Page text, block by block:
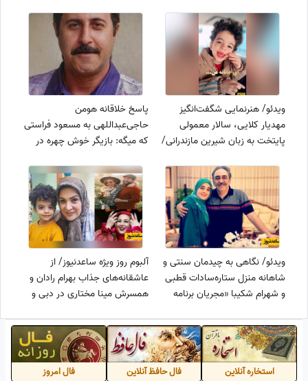
ویدئو/ هنرنمایی شگفت‌انگیز
مهدیار کلایی، سالار معمولی
پایتخت به زبان شیرین مازندرانی/
پاسخ خلاقانه هومن
حاجی‌عبداللهی به مسعود فراستی
که میگه: بازیگر خوش چهره در
لامصب یه تنه مرزهای زیبایی و
خوش تیپی رو جابه‌جا کرد🤣
ویدئو/ نگاهی به چیدمان سنتی و
شاهانه منزل ستاره‌سادات قطبی
و شهرام شکیبا «مجریان برنامه
کتاب تا فرش لاجوردی و گل‌های
غول‌پیکر
آلبوم روز ویژه ساعدنیوز/ از
عاشقانه‌های جذاب بهرام رادان و
همسرش مینا مختاری در دبی و
پشت‌صحنه پایتخت تا استایل
فوق لاکچری بهنوش بختیاری
استخاره آنلاین فال حافظ آنلاین فال امروز